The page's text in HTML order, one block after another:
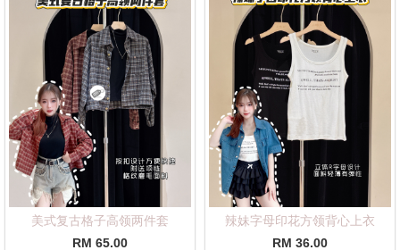
美式复古格子高领两件套
RM 65.00
辣妹字母印花方领背心上衣
RM 36.00